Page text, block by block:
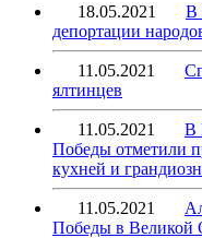
18.05.2021
В
депортации
11.05.2021
ялтинцев
11.05.2021
В
Победы отметили
кухней и
11.05.2021
Победы в Великой